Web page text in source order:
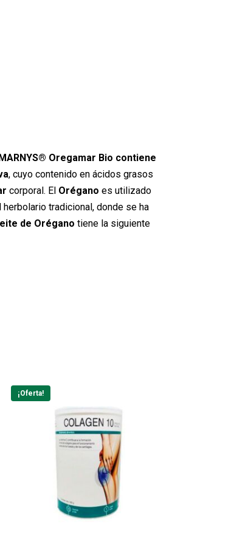
Oregamar Bio contiene
, cuyo contenido en ácidos grasos
corporal. El Oréganoes utilizado
tradicional, donde se ha
de Orégano tiene la siguiente
¡Oferta!